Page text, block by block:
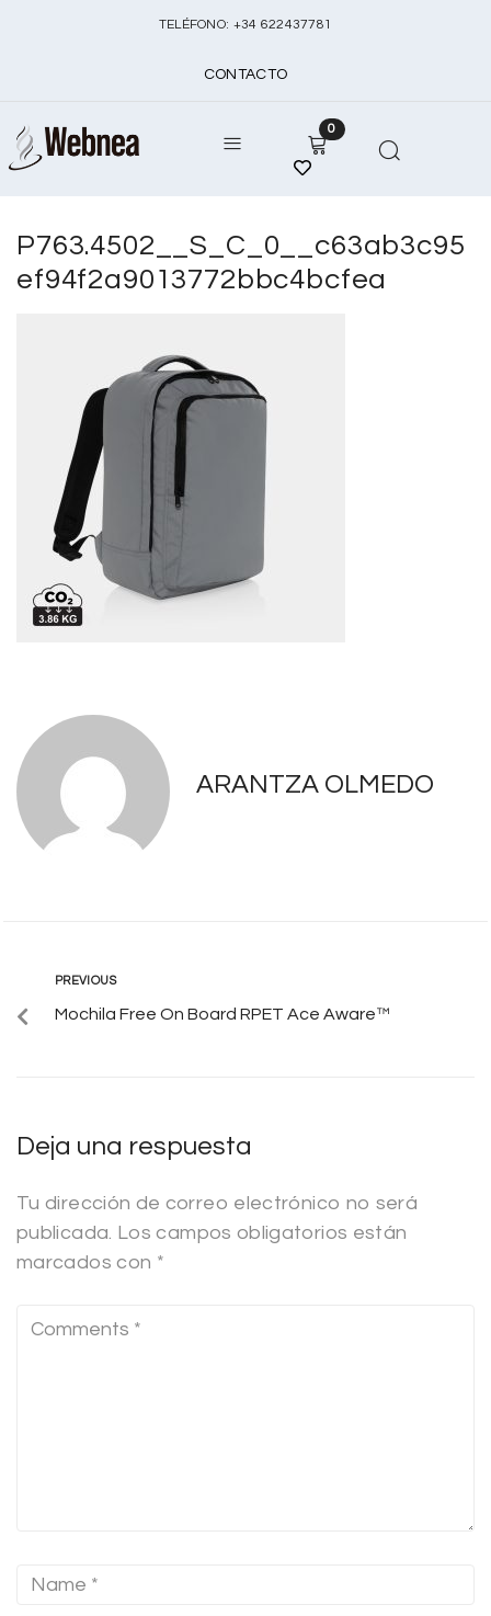
TELÉFONO: +34 622437781
CONTACTO
0
P763.4502__S_C_0__c63ab3c95
ef94f2a9013772bbc4bcfea
ARANTZA OLMEDO
PREVIOUS
Mochila Free On Board RPET Ace Aware™
Deja una respuesta
Tu dirección de correo electrónico no será
publicada. Los campos obligatorios están
marcados con *